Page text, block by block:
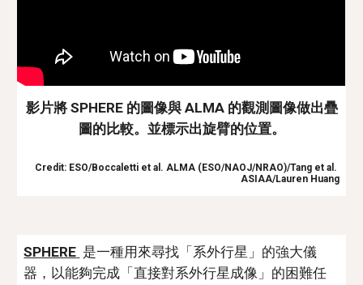
影片將 SPHERE 的圖像與 ALMA 的觀測圖像做出疊
圖的比較。並標示出旋臂的位置。
Credit: ESO/Boccaletti et al. ALMA (ESO/NAOJ/NRAO)/Tang et al.
ASIAA/Lauren Huang
SPHERE 是一種用來尋找「系外行星」的強大儀
器，以能夠完成「直接對系外行星成像」的困難任